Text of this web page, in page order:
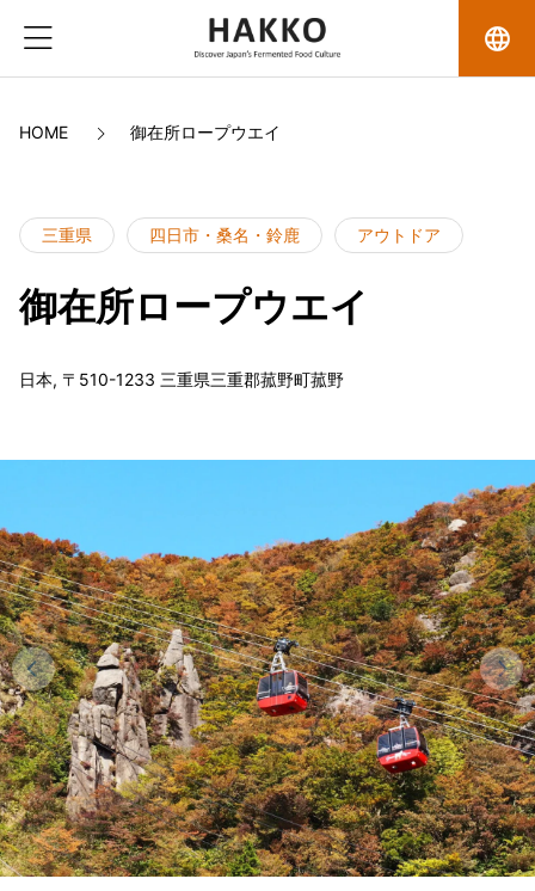
language
HOME 御在所ロープウエイ
三重県 四日市・桑名・鈴鹿 アウトドア
御在所ロープウエイ
日本, 〒510-1233 三重県三重郡菰野町菰野